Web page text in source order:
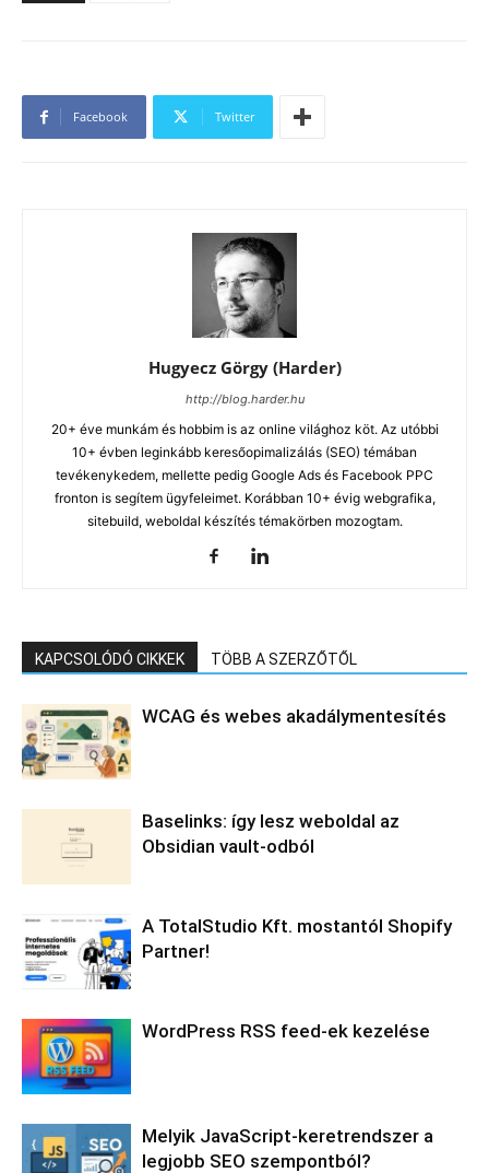
Facebook Twitter
Hugyecz Görgy (Harder)
http://blog.harder.hu
20+ éve munkám és hobbim is az online világhoz köt. Az utóbbi
10+ évben leginkább keresőopimalizálás (SEO) témában
tevékenykedem, mellette pedig Google Ads és Facebook PPC
fronton is segítem ügyfeleimet. Korábban 10+ évig webgrafika,
sitebuild, weboldal készítés témakörben mozogtam.
KAPCSOLÓDÓ CIKKEK TÖBB A SZERZŐTŐL
WCAG és webes akadálymentesítés
Baselinks: így lesz weboldal az
Obsidian vault-odból
A TotalStudio Kft. mostantól Shopify
Partner!
WordPress RSS feed-ek kezelése
Melyik JavaScript-keretrendszer a
legjobb SEO szempontból?